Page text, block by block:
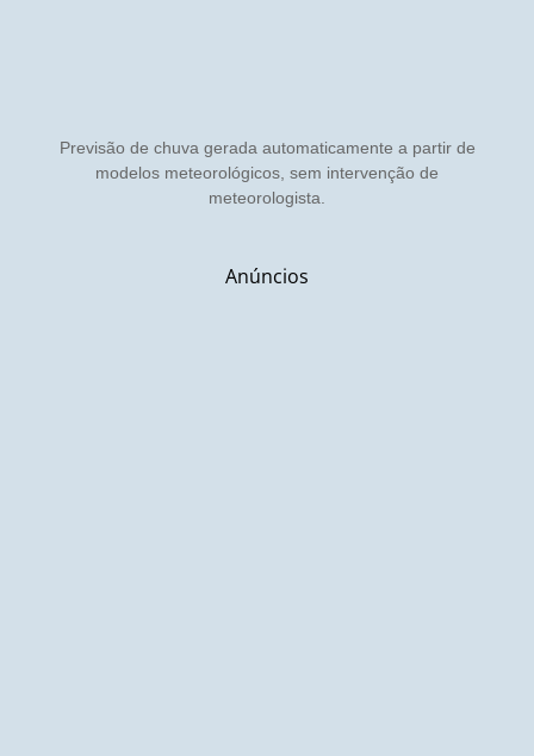
Previsão de chuva gerada automaticamente a partir de
modelos meteorológicos, sem intervenção de
meteorologista.
Anúncios